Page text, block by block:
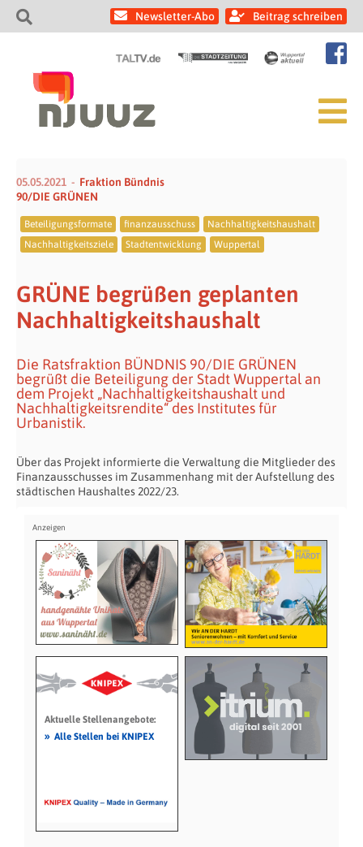
Newsletter-Abo Beitrag schreiben
05.05.2021
Fraktion Bündnis
90/DIE GRÜNEN
Beteiligungsformate finanzausschuss
Nachhaltigkeitshaushalt
Nachhaltigkeitsziele
Stadtentwicklung Wuppertal
GRÜNE begrüßen geplanten
Nachhaltigkeitshaushalt
Die Ratsfraktion BÜNDNIS 90/DIE GRÜNEN
begrüßt die Beteiligung der Stadt Wuppertal an
dem Projekt „Nachhaltigkeitshaushalt und
Nachhaltigkeitsrendite“ des Institutes für
Urbanistik.
Über das Projekt informierte die Verwaltung die Mitglieder des
Finanzausschusses im Zusammenhang mit der Aufstellung des
städtischen Haushaltes 2022/23.
Aktuelle Stellenangebote:
» Alle Stellen bei KNIPEX